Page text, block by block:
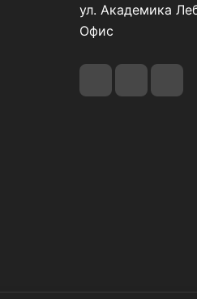
ул. Академика
Офис